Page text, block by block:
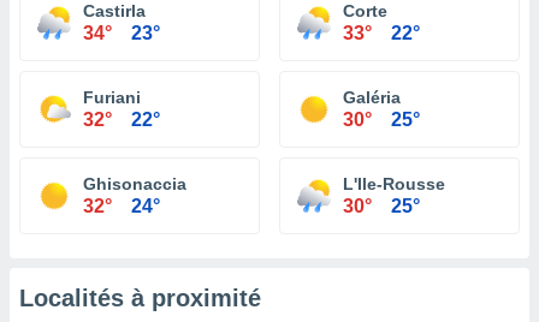
Castirla
34° 23°
Corte
33° 22°
Furiani
32° 22°
Galéria
30° 25°
Ghisonaccia
32° 24°
L'Ile-Rousse
30° 25°
Localités à proximité